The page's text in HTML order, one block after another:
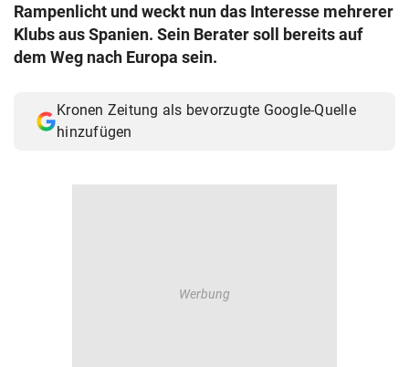
Rampenlicht und weckt nun das Interesse mehrerer
Klubs aus Spanien. Sein Berater soll bereits auf
dem Weg nach Europa sein.
Kronen Zeitung als bevorzugte Google-Quelle
hinzufügen